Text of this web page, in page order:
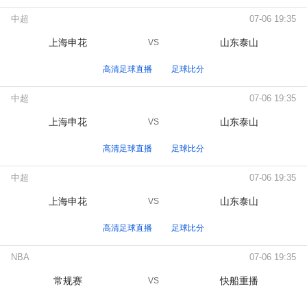
中超 07-06 19:35
上海申花 VS 山东泰山
高清足球直播 足球比分
中超 07-06 19:35
上海申花 VS 山东泰山
高清足球直播 足球比分
中超 07-06 19:35
上海申花 VS 山东泰山
高清足球直播 足球比分
NBA 07-06 19:35
常规赛 VS 快船重播